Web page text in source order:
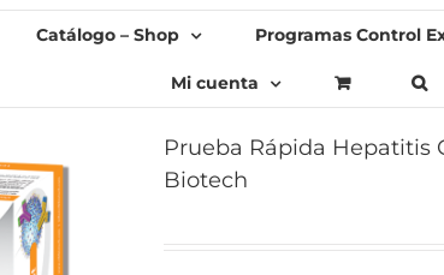
Catálogo – Shop Programas Control
Mi cuenta
Prueba Rápida Hepatitis
Biotech